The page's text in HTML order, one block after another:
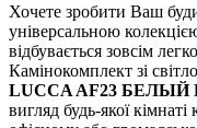
Хочете зробити Ваш
універсальною
відбувається зовсім
Камінокомплект зі
LUCCA AF23
вигляд будь-якої